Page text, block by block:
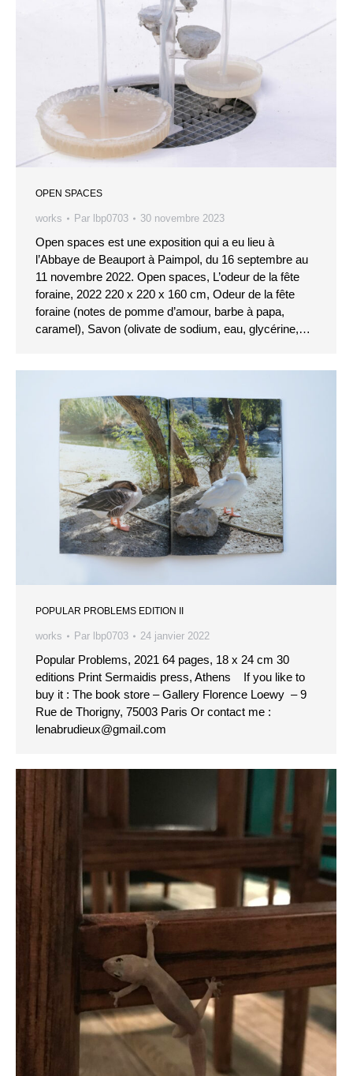
OPEN SPACES
works Par lbp0703 30 novembre 2023
Open spaces est une exposition qui a eu lieu à
l’Abbaye de Beauport à Paimpol, du 16 septembre au
11 novembre 2022. Open spaces, L’odeur de la fête
foraine, 2022 220 x 220 x 160 cm, Odeur de la fête
foraine (notes de pomme d’amour, barbe à papa,
caramel), Savon (olivate de sodium, eau, glycérine,…
POPULAR PROBLEMS EDITION II
works Par lbp0703 24 janvier 2022
Popular Problems, 2021 64 pages, 18 x 24 cm 30
editions Print Sermaidis press, Athens If you like to
buy it : The book store – Gallery Florence Loewy – 9
Rue de Thorigny, 75003 Paris Or contact me :
lenabrudieux@gmail.com